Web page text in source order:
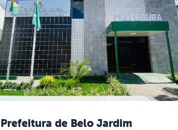
Prefeitura de Belo Jardim